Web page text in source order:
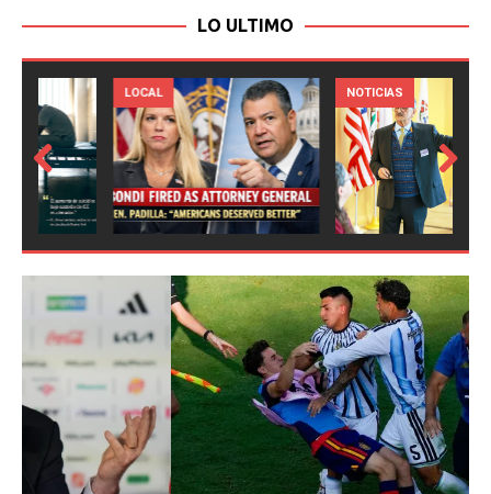
LO ULTIMO
LOCAL NOTICIAS
Prev
ious
Next